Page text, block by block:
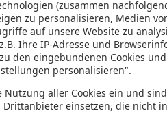
– das spart Zeit und Geld.